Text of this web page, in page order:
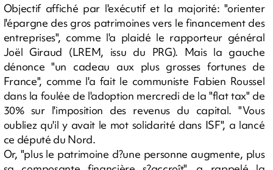
Objectif affiché par l'exécutif et la majorité: "orienter
l'épargne des gros patrimoines vers le financement des
entreprises", comme l'a plaidé le rapporteur général
Joël Giraud (LREM, issu du PRG). Mais la gauche
dénonce "un cadeau aux plus grosses fortunes de
France", comme l'a fait le communiste Fabien Roussel
dans la foulée de l'adoption mercredi de la "flat tax" de
30% sur l'imposition des revenus du capital. "Vous
oubliez qu'il y avait le mot solidarité dans ISF", a lancé
ce député du Nord.
Or, "plus le patrimoine d?une personne augmente, plus